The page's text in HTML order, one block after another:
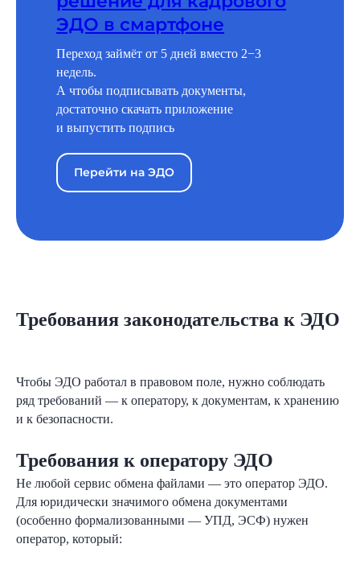
ЭДО в смартфоне
Переход займёт от 5 дней вместо 2−3
недель.
А чтобы подписывать документы,
достаточно скачать приложение
и выпустить подпись
Перейти на ЭДО
Требования законодательства к ЭДО
Чтобы ЭДО работал в правовом поле, нужно соблюдать
ряд требований — к оператору, к документам, к хранению
и к безопасности.
Требования к оператору ЭДО
Не любой сервис обмена файлами — это оператор ЭДО.
Для юридически значимого обмена документами
(особенно формализованными — УПД, ЭСФ) нужен
оператор, который: